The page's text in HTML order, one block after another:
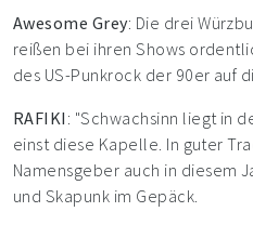
Awesome Grey: Die drei
reißen bei ihren Shows
des US-Punkrock der 90er auf
RAFIKI : "Schwachsinn liegt in
einst diese Kapelle. In guter
Namensgeber auch in diesem
und Skapunk im Gepäck.